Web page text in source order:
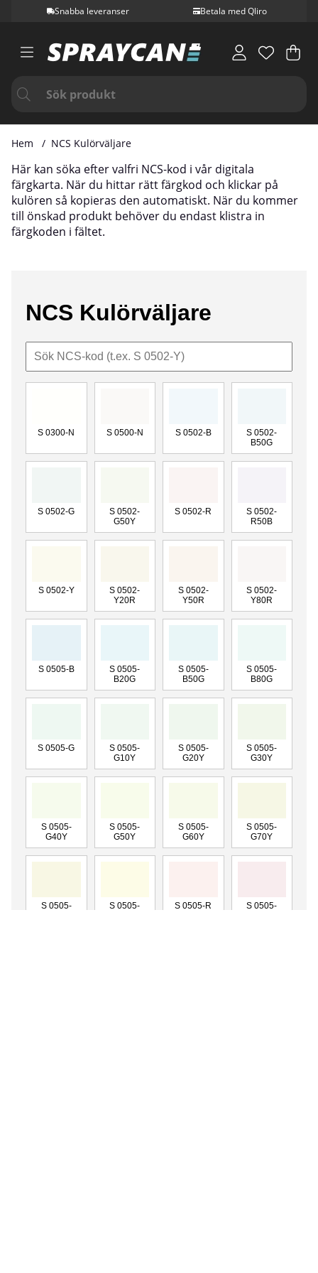
Snabba leveranser Betala med Qliro
.
Hem NCS Kulörväljare
Här kan söka efter valfri NCS-kod i vår digitala
färgkarta. När du hittar rätt färgkod och klickar på
kulören så kopieras den automatiskt. När du kommer
till önskad produkt behöver du endast klistra in
färgkoden i fältet.